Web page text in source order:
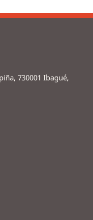
730001 Ibagué,